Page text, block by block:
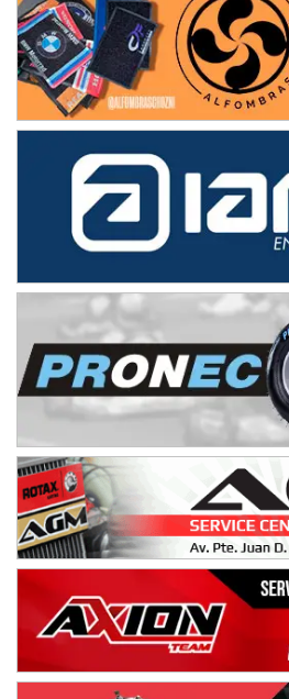
José Samuel Sánchez (Tierra)
Rufino (Santa Fe)
TUCUMANO - F5
Juan Navarro (Asfalto)
El Timbó (Tucumán)
COBERTURA ESPECIAL DE E-
08/09-AGO
IAME SERIES ARGENTINA 6
Ramiro Tot (Asfalto)
Ciudad de Trenque Lauquen (Asfalto)
Trenque Lauquen (Buenos Aires)
ENTRERRIANO - F6 (POSTERGADA)
Parque de la Velocidad (Asfalto)
VICTORIENSE - F7
El Cerro (Tierra)
Victoria (Entre Ríos)
PATAGONICO - F6
Gral. E. Godoy (Río Negro)
CSK - F7
Humboldt (Santa Fe)